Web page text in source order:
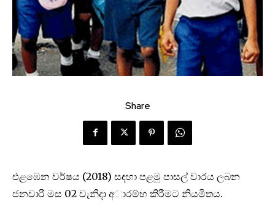
Share
එළඹෙන වර්ෂය (2018) සඳහා පළමු පාසල් වාරය ලබන
ජනවාරි මස 02 වැනිදා අාරම්භ කිරීමට නියමිතය.